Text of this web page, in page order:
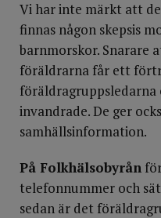
Vi har inte märkt att
finnas någon skepsis
barnmorskor. Snarare
föräldrarna får ett
föräldragruppsledarna
invandrade. De ger
samhällsinformation.
På Folkhälsobyrån
telefonnummer och
sedan är det